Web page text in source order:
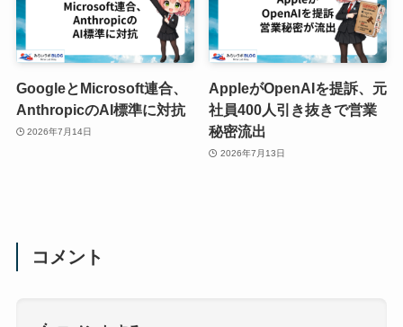
GoogleとMicrosoft連合、
AnthropicのAI標準に対抗
2026年7月14日
AppleがOpenAIを提訴、元
社員400人引き抜きで営業
秘密流出
2026年7月13日
コメント